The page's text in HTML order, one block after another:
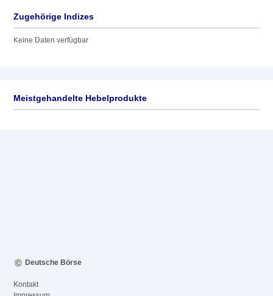
Zugehörige Indizes
Keine Daten verfügbar
Meistgehandelte Hebelprodukte
Deutsche Börse
Kontakt